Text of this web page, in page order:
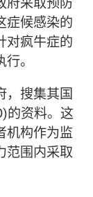
症候感染的
对疯牛症的
。
，搜集其国
的资料。这
机构作为监
范围内采取